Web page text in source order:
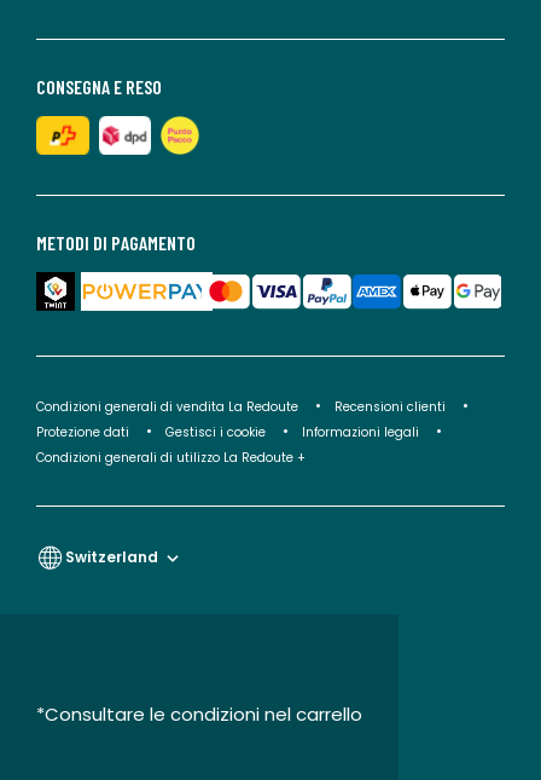
METODI DI PAGAMENTO
CONSEGNA E RESO
Condizioni generali di vendita La Redoute
Recensioni clienti
Protezione dati
Gestisci i cookie
Informazioni legali
Condizioni generali di utilizzo La Redoute +
Switzerland
*Consultare le condizioni nel carrello